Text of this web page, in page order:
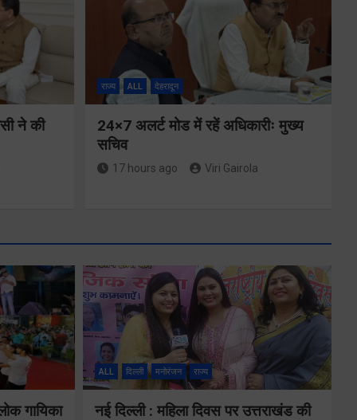
ने की
राज्य ALL देहरादून
24×7 अलर्ट मोड में रहें अधिकारीः मुख्य
सचिव
17 hours ago Viri Gairola
गायिका
ALL दिल्ली मनोरंजन राज्य
नई दिल्ली : महिला दिवस पर उत्तराखंड की
और
मुख्यमंत्री ने
प्रदान की विभिन्न
विकास योजनाओं
के लिए 1967